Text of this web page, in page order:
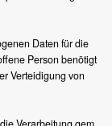
Daten für die
Person benötigt
Verteidigung von